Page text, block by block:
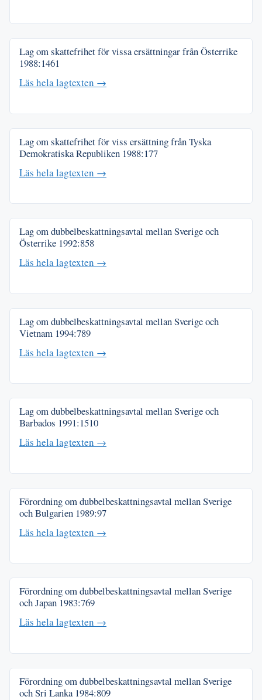
Lag om skattefrihet för vissa ersättningar från Österrike
1988:1461
Läs hela lagtexten →
Lag om skattefrihet för viss ersättning från Tyska
Demokratiska Republiken 1988:177
Läs hela lagtexten →
Lag om dubbelbeskattningsavtal mellan Sverige och
Österrike 1992:858
Läs hela lagtexten →
Lag om dubbelbeskattningsavtal mellan Sverige och
Vietnam 1994:789
Läs hela lagtexten →
Lag om dubbelbeskattningsavtal mellan Sverige och
Barbados 1991:1510
Läs hela lagtexten →
Förordning om dubbelbeskattningsavtal mellan Sverige
och Bulgarien 1989:97
Läs hela lagtexten →
Förordning om dubbelbeskattningsavtal mellan Sverige
och Japan 1983:769
Läs hela lagtexten →
Förordning om dubbelbeskattningsavtal mellan Sverige
och Sri Lanka 1984:809